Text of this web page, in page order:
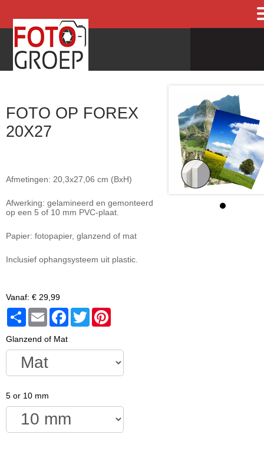
FOTO OP FOREX
20X27
Afmetingen: 20,3x27,06 cm (BxH)
Afwerking: gelamineerd en gemonteerd
op een 5 of 10 mm PVC-plaat.
Papier: fotopapier, glanzend of mat
Inclusief ophangsysteem uit plastic.
Vanaf: € 29,99
Share Email Facebook
Twitter
Glanzend of Mat
5 or 10 mm